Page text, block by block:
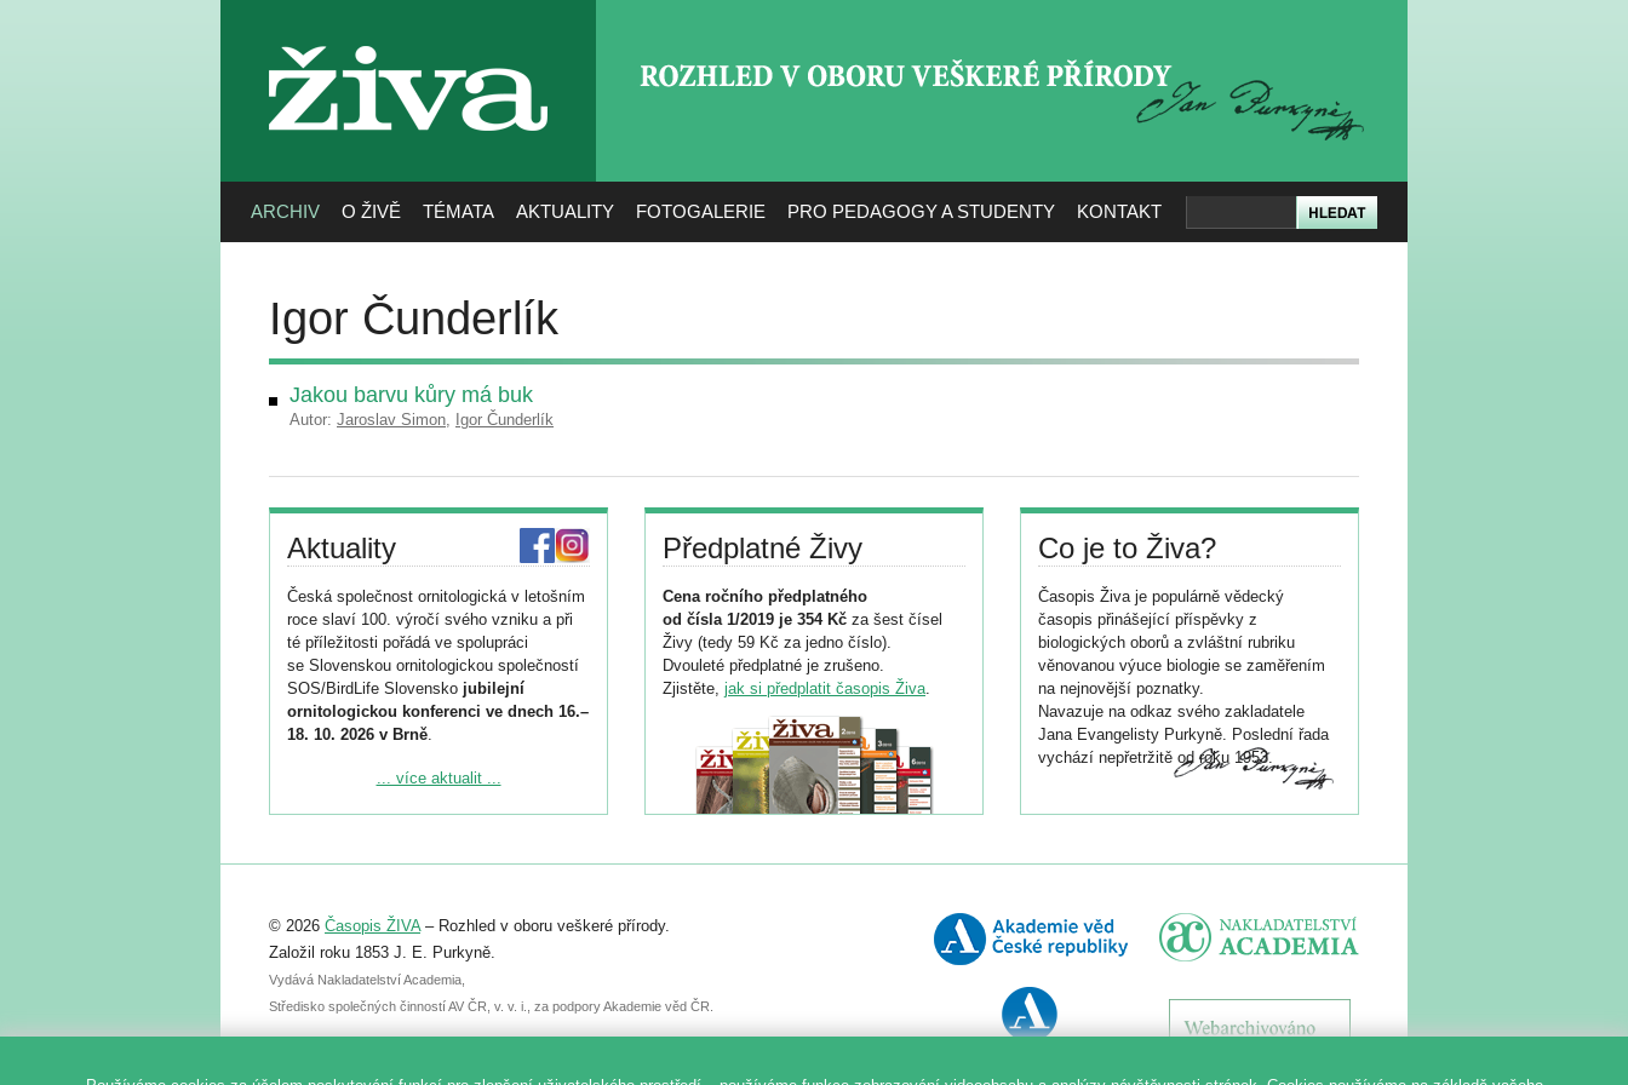
živa
ARCHIV O ŽIVĚ TÉMATA AKTUALITY FOTOGALERIE PRO PEDAGOGY A STUDENTY KONTAKT
Igor Čunderlík
Jakou barvu kůry má buk
Autor: Jaroslav Simon, Igor Čunderlík
Aktuality
Česká společnost ornitologická v letošním
roce slaví 100. výročí svého vzniku a při
té příležitosti pořádá ve spolupráci
se Slovenskou ornitologickou společností
SOS/BirdLife Slovensko jubilejní
ornitologickou konferenci ve dnech 16.–
18. 10. 2026 v Brně.
Podrobnější informace ke konferenci
Registrovat se můžete do 6. září.
abstraktu přihlášené přednášky nebo
posteru je už 30. června.
... více aktualit ...
Předplatné Živy
Cena ročního předplatného
od čísla 1/2019 je 354 Kč za šest čísel
Živy (tedy 59 Kč za jedno číslo).
Dvouleté předplatné je zrušeno.
Zjistěte, jak si předplatit časopis Živa.
Co je to Živa?
Časopis Živa je populárně vědecký
časopis přinášející příspěvky z
biologických oborů a zvláštní rubriku
věnovanou výuce biologie se zaměřením
na nejnovější poznatky.
Navazuje na odkaz svého zakladatele
Jana Evangelisty Purkyně. Poslední řada
vychází nepřetržitě od roku 1953.
© 2026 Časopis ŽIVA– Rozhled v oboru veškeré přírody.
Založil roku 1853 J. E. Purkyně.
Vydává Nakladatelství Academia,
Středisko společných činností AV ČR, v. v. i., za podpory Akademie věd ČR.